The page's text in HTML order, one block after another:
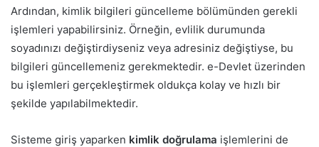
Ardından, kimlik bilgileri güncelleme bölümünden gerekli
işlemleri yapabilirsiniz. Örneğin, evlilik durumunda
soyadınızı değiştirdiyseniz veya adresiniz değiştiyse, bu
bilgileri güncellemeniz gerekmektedir. e-Devlet üzerinden
bu işlemleri gerçekleştirmek oldukça kolay ve hızlı bir
şekilde yapılabilmektedir.
Sisteme giriş yaparken kimlik doğrulama işlemlerini de